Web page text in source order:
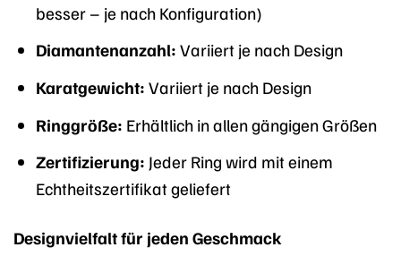
besser – je nach Konfiguration)
Diamantenanzahl: Variiert je nach Design
Karatgewicht: Variiert je nach Design
Ringgröße: Erhältlich in allen gängigen Größen
Zertifizierung: Jeder Ring wird mit einem
Echtheitszertifikat geliefert
Designvielfalt für jeden Geschmack